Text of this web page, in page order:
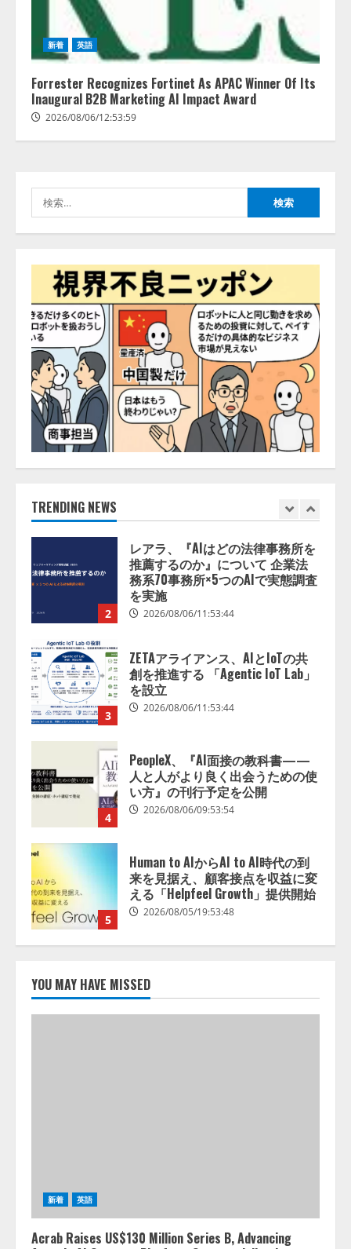
新着 英語
Forrester Recognizes Fortinet As APAC Winner Of Its
Inaugural B2B Marketing AI Impact Award
2026/08/06/12:53:59
索:
TRENDING NEWS
3
ZETAアライアンス、AIとIoTの共
創を推進する 「Agentic IoT Lab」
を設立
2026/08/06/11:53:44
5
来を見据え、顧客接点を収益に変
える「Helpfeel Growth」提供開始
2026/08/05/19:53:48
1
アシストAIテラス、ガバナンス機
能を備えたAIエージェントプラッ
トフォーム「QueryPie AIP」を提
供開始
2026/08/06/11:53:44
2
レアラ、『AIはどの法律事務所を
3
ZETAアライアンス、AIとIoTの共
創を推進する 「Agentic IoT Lab」
を設立
2026/08/06/11:53:44
4
PeopleX、『AI面接の教科書——
人と人がより良く出会うための使
い方』の刊行予定を公開
2026/08/06/09:53:54
5
Human to AIからAI to AI時代の到
来を見据え、顧客接点を収益に変
える「Helpfeel Growth」提供開始
2026/08/05/19:53:48
1
アシストAIテラス、ガバナンス機
能を備えたAIエージェントプラッ
トフォーム「QueryPie AIP」を提
供開始
2026/08/06/11:53:44
務系70事務所×5つのAIで実態調査
を実施
2026/08/06/09:53:54
YOU MAY HAVE MISSED
新着 英語
Acrab Raises US$130 Million Series B, Advancing